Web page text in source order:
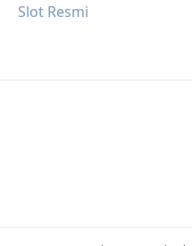
Slot Resmi